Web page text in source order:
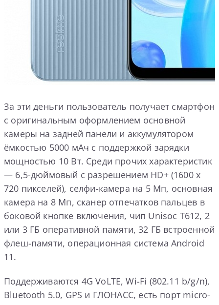
За эти деньги пользователь получает смартфон
с оригинальным оформлением основной
камеры на задней панели и аккумулятором
ёмкостью 5000 мАч с поддержкой зарядки
мощностью 10 Вт. Среди прочих характеристик
— 6,5-дюймовый с разрешением HD+ (1600 x
720 пикселей), селфи-камера на 5 Мп, основная
камера на 8 Мп, сканер отпечатков пальцев в
боковой кнопке включения, чип Unisoc T612, 2
или 3 ГБ оперативной памяти, 32 ГБ встроенной
флеш-памяти, операционная система Android
11.
Поддерживаются 4G VoLTE, Wi-Fi (802.11 b/g/n),
Bluetooth 5.0, GPS и ГЛОНАСС, есть порт micro-